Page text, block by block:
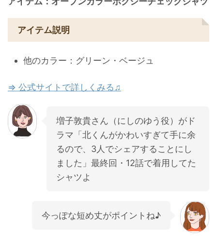
アイテム説明
他のカラー：グリーン・ベージュ
⇒ 公式サイトで詳しくみる♫
増子敦貴さん（にしのゆう役）がド
ラマ「北くんがかわいすぎて手に余
るので、3人でシェアすることにし
ました」最終回・12話で着用してた
シャツよ
今っぽな短め丈がポイントね♪